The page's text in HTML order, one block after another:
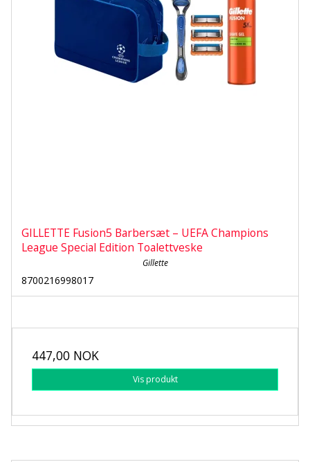
GILLETTE Fusion5 Barber­sæt – UEFA Champions
League Special Edition Toalettveske
Gillette
8700216998017
447,00 NOK
Vis produkt